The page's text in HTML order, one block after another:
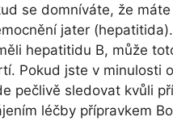
se domníváte, že
jater
hepatitidu B, může
Pokud jste v minulosti
pečlivě sledovat kvůli
léčby přípravkem